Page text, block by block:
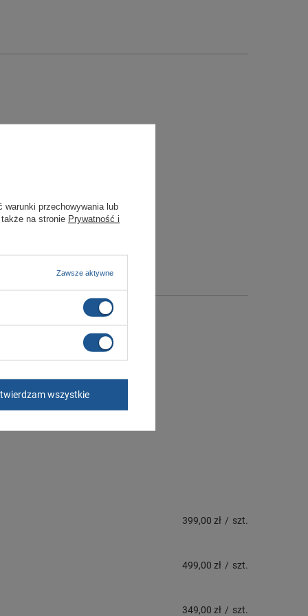
399,00 zł / szt.
499,00 zł / szt.
349,00 zł / szt.
warunki przechowywania lub
na stronie Prywatność i
Zawsze aktywne
wszystkie